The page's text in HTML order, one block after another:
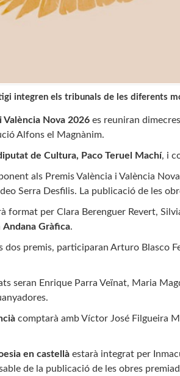
integren els tribunals de les diferents
València Nova 2026 es reuniran dimecres
Alfons el Magnànim.
de Cultura, Paco Teruel Machí, i
als Premis València i València
Serra Desfilis. La publicació de les
format per Clara Berenguer Revert,
Andana Gràfica.
dos premis, participaran Arturo Blasco
seran Enrique Parra Veïnat, Maria
comptarà amb Víctor José Filgueira
en castellà estarà integrat per
de la publicació de les obres